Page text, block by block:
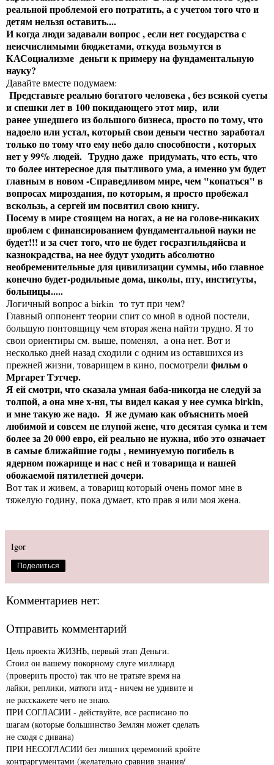
реальной проблемой его потратить, а с учетом того что и
детям нельзя оставить....
И когда люди задавали вопрос , если нет государства с
неисчислимыми бюджетами, откуда возьмутся в
КАСоциализме деньги к примеру на фундаментальную
науку?
Давайте вместе подумаем:
Представьте реально богатого человека , без всякой суеты
и спешки лет в 100 покидающего этот мир, или
ранее ушедшего из большого бизнеса, просто по тому, что
надоело или устал, который свои деньги честно заработал
только по тому что ему небо дало способности , которых
нет у 99% людей. Трудно даже придумать, что есть, что
то более интересное для пытливого ума, а именно ум будет
главным в новом -Справедливом мире, чем "копаться" в
вопросах мироздания, по которым, я просто пробежал
вскользь, а сергей им посвятил свою книгу.
Посему в мире стоящем на ногах, а не на голове-никаких
проблем с финансированием фундаментальной науки не
будет!!! и за счет того, что не будет госразгильдяйсва и
казнокрадства, на нее будут уходить абсолютно
необременительные для цивилизации суммы, ибо главное
конечно будет-родильные дома, школы, пту, институты,
больницы.....
Логичный вопрос а birkin то тут при чем?
Главный оппонент теории спит со мной в одной постели,
большую понтовщицу чем вторая жена найти трудно. Я то
свои ориентиры см. выше, поменял, а она нет. Вот и
несколько дней назад сходили с одним из оставшихся из
прежней жизни, товарищем в кино, посмотрели фильм о
Мргарет Тэтчер.
Я ей смотри, что сказала умная баба-никогда не следуй за
толпой, а она мне х-ня, ты видел какая у нее сумка birkin,
и мне такую же надо. Я же думаю как объяснить моей
любимой и совсем не глупой жене, что десятая сумка и тем
более за 20 000 евро, ей реально не нужна, ибо это означает
в самые ближайшие годы , неминуемую погибель в
ядерном пожарище и нас с ней и товарища и нашей
обожаемой пятилетней дочери.
Вот так и живем, а товарищ который очень помог мне в
тяжелую годину, пока думает, кто прав я или моя жена.
Igor
Поделиться
Комментариев нет:
Отправить комментарий
Цель проекта ЖИЗНЬ, первый этап Деньги.
Стоил он вашему покорному слуге миллиард
(проверить просто) так что не тратьте время на
лайки, реплики, матюги итд - ничем не удивите и
не расскажете чего не знаю.
ПРИ СОГЛАСИИ - действуйте, все расписано по
шагам (которые большинство Землян может сделать
не сходя с дивана)
ПРИ НЕСОГЛАСИИ без лишних церемоний кройте
контраргументами (желательно сравнив знания/